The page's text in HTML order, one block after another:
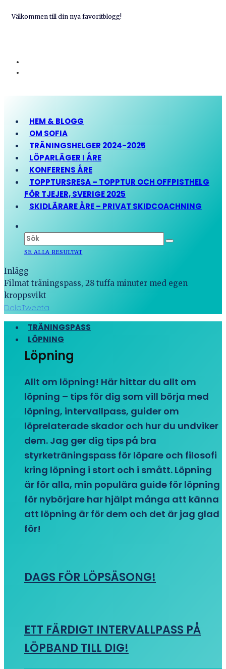
Välkommen till din nya favoritblogg!
HEM & BLOGG
OM SOFIA
TRÄNINGSHELGER 2024-2025
LÖPARLÄGER I ÅRE
KONFERENS ÅRE
TOPPTURSRESA – TOPPTUR OCH OFFPISTHELG
FÖR TJEJER, SVERIGE 2025
SKIDLÄRARE ÅRE – PRIVAT SKIDCOACHNING
SE ALLA RESULTAT
Inlägg
Filmat träningspass, 28 tuffa minuter med egen
kroppsvikt
DelaTweeta
TRÄNINGSPASS
LÖPNING
Löpning
Allt om löpning! Här hittar du allt om
löpning – tips för dig som vill börja med
löpning, intervallpass, guider om
löprelaterade skador och hur du undviker
dem. Jag ger dig tips på bra
styrketräningspass för löpare och filosofi
kring löpning i stort och i smått. Löpning
är för alla, min populära guide för löpning
för nybörjare har hjälpt många att känna
att löpning är för dem och det är jag glad
för!
DAGS FÖR LÖPSÄSONG!
ETT FÄRDIGT INTERVALLPASS PÅ
LÖPBAND TILL DIG!